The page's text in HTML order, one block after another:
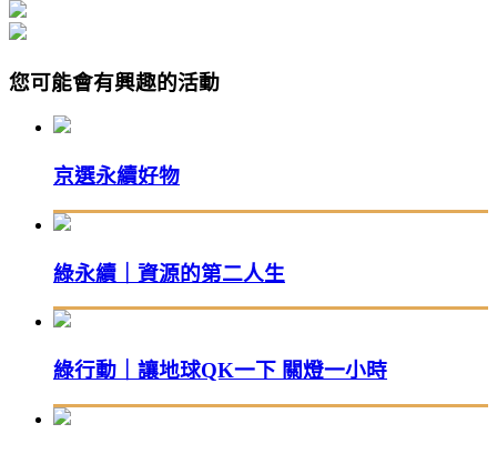
您可能會有興趣的活動
京選永續好物
綠永續｜資源的第二人生
綠行動｜讓地球QK一下 關燈一小時